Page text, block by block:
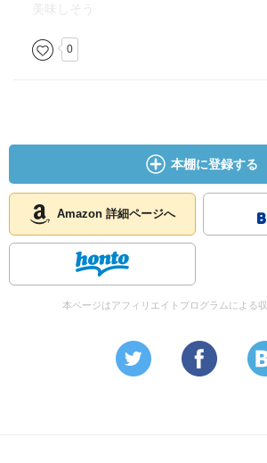
美味しそう
0
本棚に登録する
Amazon 詳細ページへ
本ページはアフィリエイトプログラムによる